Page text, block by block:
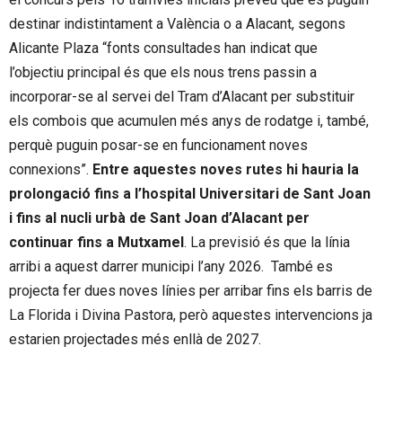
destinar indistintament a València o a Alacant, segons
Alicante Plaza “fonts consultades han indicat que
l’objectiu principal és que els nous trens passin a
incorporar-se al servei del Tram d’Alacant per substituir
els combois que acumulen més anys de rodatge i, també,
perquè puguin posar-se en funcionament noves
connexions”. Entre aquestes noves rutes hi hauria la
prolongació fins a l’hospital Universitari de Sant Joan
i fins al nucli urbà de Sant Joan d’Alacant per
continuar fins a Mutxamel. La previsió és que la línia
arribi a aquest darrer municipi l’any 2026. També es
projecta fer dues noves línies per arribar fins els barris de
La Florida i Divina Pastora, però aquestes intervencions ja
estarien projectades més enllà de 2027.